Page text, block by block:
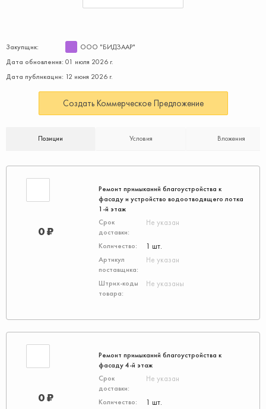
Закупщик:
ООО "БИДЗААР"
Дата обновления: 01 июля 2026 г.
Дата публикации: 12 июня 2026 г.
Создать Коммерческое Предложение
Позиции Условия Вложения
Ремонт примыканий благоустройства к
фасаду и устройство водоотводящего лотка
1-й этаж
Не указан
1 шт.
Не указан
Не указаны
0 ₽
Ремонт примыканий благоустройства к
фасаду 4-й этаж
Не указан
1 шт.
0 ₽